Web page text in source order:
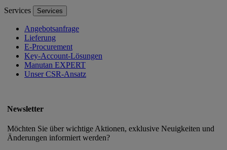
Services Services
Angebotsanfrage
Lieferung
E-Procurement
Key-Account-Lösungen
Manutan EXPERT
Unser CSR-Ansatz
Newsletter
Möchten Sie über wichtige Aktionen, exklusive Neuigkeiten und
Änderungen informiert werden?